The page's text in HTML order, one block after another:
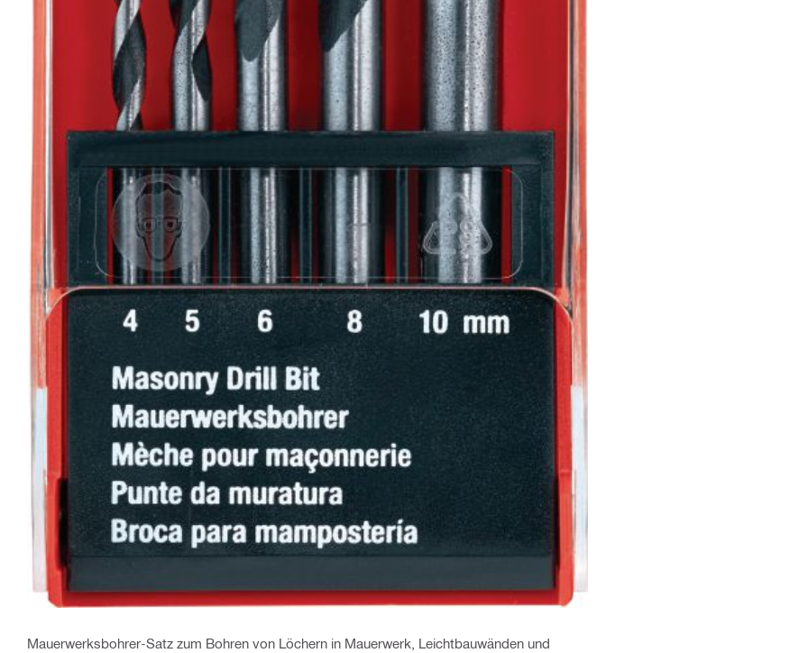
Mauerwerksbohrer-Satz zum Bohren von Löchern in Mauerwerk, Leichtbauwänden und